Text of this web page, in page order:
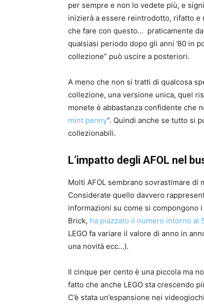
per sempre e non lo vedete più, e
inizierà a essere reintrodotto, rifatto
che fare con questo… praticamente
qualsiasi periodo dopo gli anni ’80 in
collezione” può uscire a posteriori.
A meno che non si tratti di qualcosa
collezione, una versione unica, quel
monete è abbastanza confidente che
mint penny“. Quindi anche se tutto si
collezionabili.
L’impatto degli AFOL nel
Molti AFOL sembrano sovrastimare di
Considerate quello davvero
informazioni su come si
Brick, ha piazzato il numero intorno al
LEGO fa variare il valore di anno in
una novità ecc…).
Il cinque per cento è una piccola ma
fatto che anche LEGO sta crescendo
C’è stata un’espansione nei